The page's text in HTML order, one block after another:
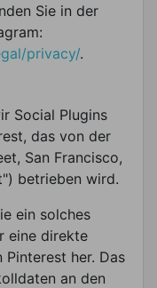
Sie in der
privacy/.
Social Plugins
das von der
San Francisco,
betrieben wird.
ein solches
eine direkte
her. Das
an den